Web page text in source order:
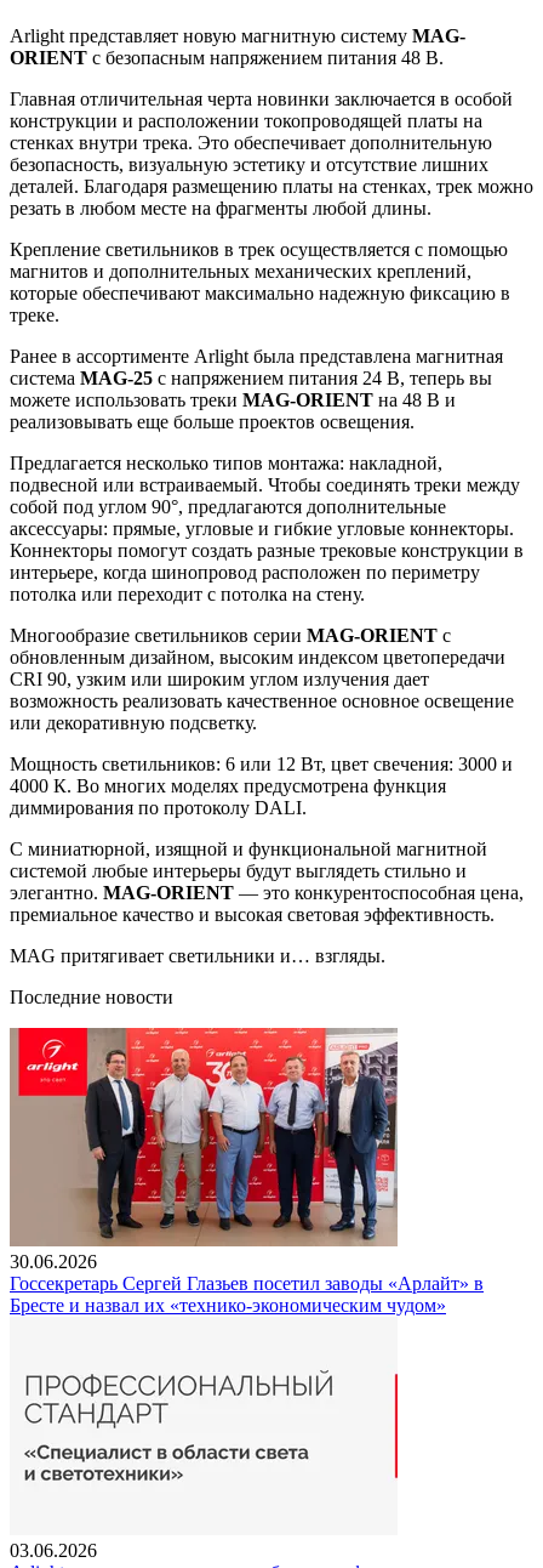
Arlight представляет новую магнитную систему MAG-
ORIENT с безопасным напряжением питания 48 В.
Главная отличительная черта новинки заключается в особой
конструкции и расположении токопроводящей платы на
стенках внутри трека. Это обеспечивает дополнительную
безопасность, визуальную эстетику и отсутствие лишних
деталей. Благодаря размещению платы на стенках, трек можно
резать в любом месте на фрагменты любой длины.
Крепление светильников в трек осуществляется с помощью
магнитов и дополнительных механических креплений,
которые обеспечивают максимально надежную фиксацию в
треке.
Ранее в ассортименте Arlight была представлена магнитная
система MAG-25 с напряжением питания 24 В, теперь вы
можете использовать треки MAG-ORIENT на 48 В и
реализовывать еще больше проектов освещения.
Предлагается несколько типов монтажа: накладной,
подвесной или встраиваемый. Чтобы соединять треки между
собой под углом 90°, предлагаются дополнительные
аксессуары: прямые, угловые и гибкие угловые коннекторы.
Коннекторы помогут создать разные трековые конструкции в
интерьере, когда шинопровод расположен по периметру
потолка или переходит с потолка на стену.
Многообразие светильников серии MAG-ORIENT с
обновленным дизайном, высоким индексом цветопередачи
CRI 90, узким или широким углом излучения дает
возможность реализовать качественное основное освещение
или декоративную подсветку.
Мощность светильников: 6 или 12 Вт, цвет свечения: 3000 и
4000 К. Во многих моделях предусмотрена функция
диммирования по протоколу DALI.
С миниатюрной, изящной и функциональной магнитной
системой любые интерьеры будут выглядеть стильно и
элегантно. MAG-ORIENT — это конкурентоспособная цена,
премиальное качество и высокая световая эффективность.
MAG притягивает светильники и… взгляды.
Последние новости
30.06.2026
Госсекретарь Сергей Глазьев посетил заводы «Арлайт» в
Бресте и назвал их «технико-экономическим чудом»
03.06.2026